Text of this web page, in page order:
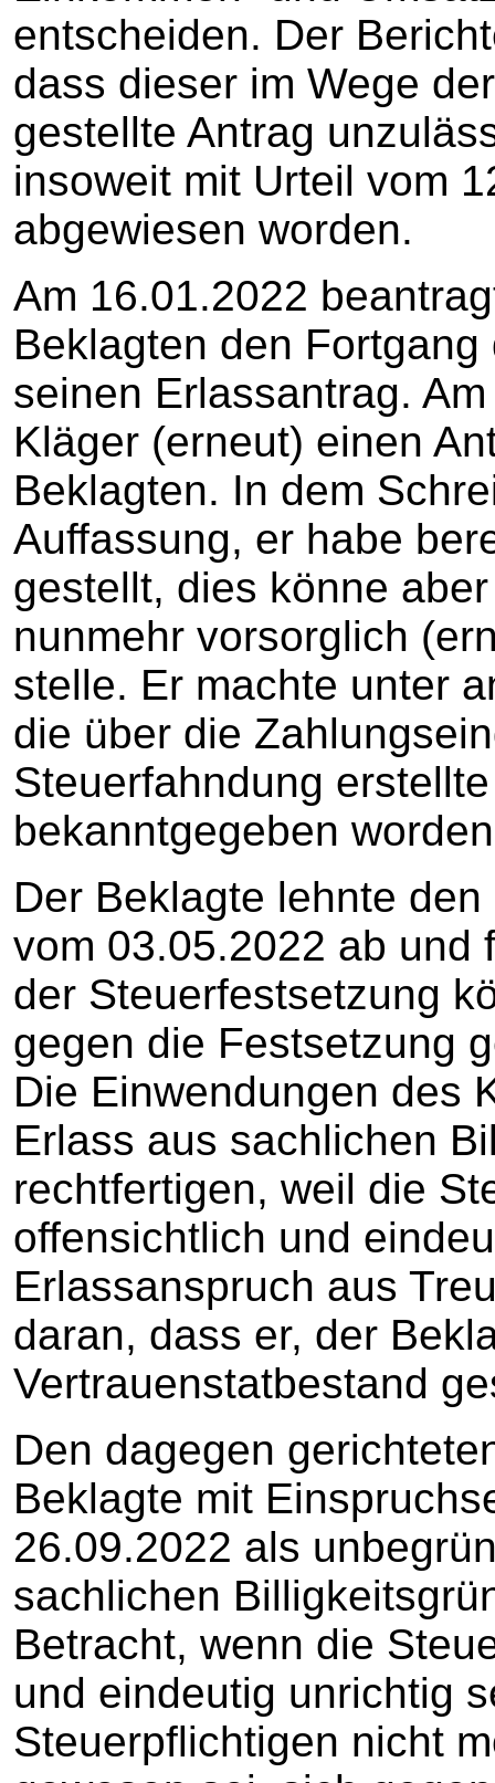
entscheiden. Der
dass dieser im Wege
gestellte Antrag
insoweit mit Urteil vom
abgewiesen worden.
Am 16.01.2022
Beklagten den
seinen Erlassantrag.
Kläger (erneut) einen
Beklagten. In dem
Auffassung, er habe
gestellt, dies könne
nunmehr vorsorglich
stelle. Er machte unter
die über die
Steuerfahndung
bekanntgegeben
Der Beklagte lehnte
vom 03.05.2022 ab und
der Steuerfestsetzung
gegen die Festsetzung
Die Einwendungen des
Erlass aus sachlichen
rechtfertigen, weil die
offensichtlich und
Erlassanspruch aus
daran, dass er, der
Vertrauenstatbestand
Den dagegen
Beklagte mit
26.09.2022 als
sachlichen
Betracht, wenn die
und eindeutig unrichtig
Steuerpflichtigen nicht